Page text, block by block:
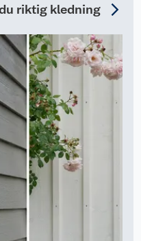
riktig kledning